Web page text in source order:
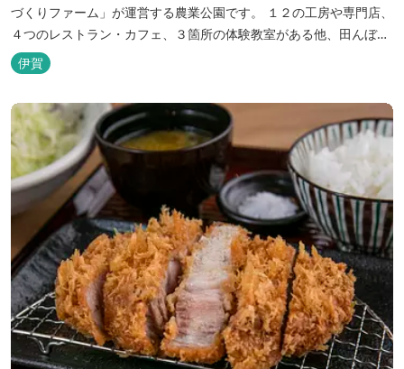
づくりファーム」が運営する農業公園です。 １２の工房や専門店、
４つのレストラン・カフェ、３箇所の体験教室がある他、田んぼや
いかだ池など、「自然や農業」を身近に感じて楽しんでいただける
遊び場もあります。 園内では、ミニブタくんたちのショーを見た
り、ウインナーづくりやパンづくりなどの手づくり体験教室や、食
農体験プログラムに参加したり...
伊賀